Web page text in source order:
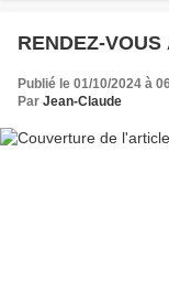
RENDEZ-
Publié le 01/10/2024 à
Par Jean-Claude